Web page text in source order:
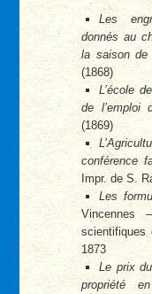
Les
donnés au
la saison de
(1868)
L’école
de l’emploi
(1869)
conférence
Impr. de S.
Les
Vincennes
scientifiques
1873
Le prix
propriété